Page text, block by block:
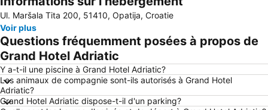
Camping Krk
Promenade François Joseph et front de mer
Port de Volosko
Hrvatsko Narodno Kazalište Ivana pl Zajca
Maslinica
Ul. Maršala Tita 200, 51410, Opatija, Croatie
Voir plus
Questions fréquemment posées à propos de
Grand Hotel Adriatic
Y a-t-il une piscine à Grand Hotel Adriatic?
Les animaux de compagnie sont-ils autorisés à Grand Hotel
Adriatic?
Grand Hotel Adriatic dispose-t-il d'un parking?